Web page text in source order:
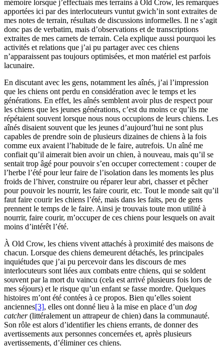
mémoire lorsque j’effectuais mes terrains à Old Crow, les remarques
apportées ici par des interlocuteurs vuntut gwich’in sont extraites de
mes notes de terrain, résultats de discussions informelles. Il ne s’agit
donc pas de verbatim, mais d’observations et de transcriptions
extraites de mes carnets de terrain. Cela explique aussi pourquoi les
activités et relations que j’ai pu partager avec ces chiens
n’apparaissent pas toujours optimisées, et mon matériel est parfois
lacunaire.
En discutant avec les gens, notamment les aînés, j’ai l’impression
que les chiens ont perdu en considération avec le temps et les
générations. En effet, les aînés semblent avoir plus de respect pour
les chiens que les jeunes générations, c’est du moins ce qu’ils me
répétaient souvent lorsque nous nous occupions de leurs chiens. Les
aînés disaient souvent que les jeunes d’aujourd’hui ne sont plus
capables de prendre soin de plusieurs dizaines de chiens à la fois
comme eux avaient l’habitude de le faire, autrefois. Un aîné me
confiait qu’il aimerait bien avoir un chien, à nouveau, mais qu’il se
sentait trop âgé pour pouvoir s’en occuper correctement : couper de
l’herbe l’été pour leur faire de l’isolation dans les moments les plus
froids de l’hiver, construire ou réparer leur abri, chasser et pêcher
pour pouvoir les nourrir, les faire courir, etc. Tout le monde sait qu’il
faut faire courir les chiens l’été, mais dans les faits, peu de gens
prennent le temps de le faire. Ainsi je trouvais toute mon utilité à
nourrir, faire courir, m’occuper de ces chiens pour lesquels on avait
moins d’intérêt l’été.
À Old Crow, les chiens vivent attachés à proximité des maisons de
chacun. Lorsque des chiens demeurent détachés, les principales
inquiétudes que j’ai pu percevoir dans les discours de mes
interlocuteurs sont liées aux combats entre chiens, qui se soldent
souvent par la mort du vaincu (cela est arrivé plusieurs fois lors de
mes séjours) et le risque qu’un enfant se fasse mordre. Quelques
histoires m’ont été contées à ce propos. Bien qu’elles soient
anciennes[3], elles ont donné lieu à la mise en place d’un dog
catcher(littéralement un attrapeur de chien) dans la communauté.
Son rôle est alors d’identifier les chiens errants, de donner des
avertissements aux personnes concernées et, après plusieurs
avertissements, d’éliminer ces chiens.